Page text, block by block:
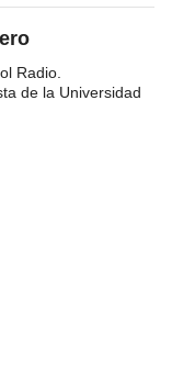
Radio.
de la Universidad